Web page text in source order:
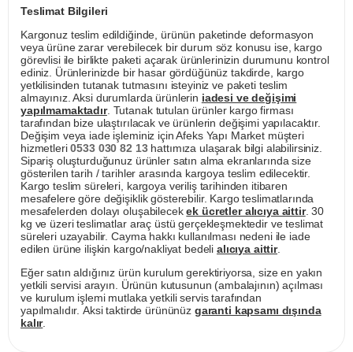
Teslimat Bilgileri
Kargonuz teslim edildiğinde, ürünün paketinde deformasyon
veya ürüne zarar verebilecek bir durum söz konusu ise, kargo
görevlisi ile birlikte paketi açarak ürünlerinizin durumunu kontrol
ediniz. Ürünlerinizde bir hasar gördüğünüz takdirde, kargo
yetkilisinden tutanak tutmasını isteyiniz ve paketi teslim
almayınız. Aksi durumlarda ürünlerin iadesi ve değişimi
yapılmamaktadır. Tutanak tutulan ürünler kargo firması
tarafından bize ulaştırılacak ve ürünlerin değişimi yapılacaktır.
Değişim veya iade işleminiz için Afeks Yapı Market müşteri
hizmetleri0533 030 82 13hattımıza ulaşarak bilgi alabilirsiniz.
Sipariş oluşturduğunuz ürünler satın alma ekranlarında size
gösterilen tarih / tarihler arasında kargoya teslim edilecektir.
Kargo teslim süreleri, kargoya veriliş tarihinden itibaren
mesafelere göre değişiklik gösterebilir. Kargo teslimatlarında
mesafelerden dolayı oluşabilecekek ücretler alıcıya aittir. 30
kg ve üzeri teslimatlar araç üstü gerçekleşmektedir ve teslimat
süreleri uzayabilir. Cayma hakkı kullanılması nedeni ile iade
edilen ürüne ilişkin kargo/nakliyat bedeli alıcıya aittir.
Eğer satın aldığınız ürün kurulum gerektiriyorsa, size en yakın
yetkili servisi arayın. Ürünün kutusunun (ambalajının) açılması
ve kurulum işlemi mutlaka yetkili servis tarafından
yapılmalıdır. Aksi taktirde ürününüz garanti kapsamı dışında
kalır.